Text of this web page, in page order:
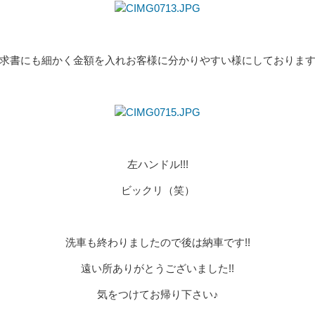
書にも細かく金額を入れお客様に分かりやすい様にしておりま
左ハンドル!!!
ビックリ（笑）
洗車も終わりましたので後は納車です!!
遠い所ありがとうございました!!
気をつけてお帰り下さい♪